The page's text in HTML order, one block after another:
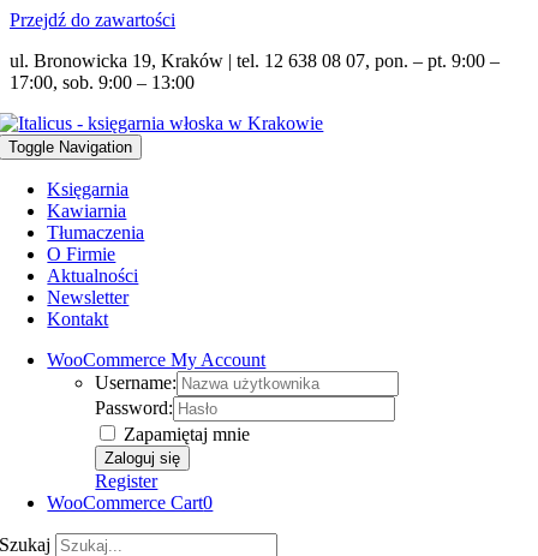
Przejdź do zawartości
ul. Bronowicka 19, Kraków | tel. 12 638 08 07, pon. – pt. 9:00 –
17:00, sob. 9:00 – 13:00
Toggle Navigation
Księgarnia
Kawiarnia
Tłumaczenia
O Firmie
Aktualności
Newsletter
Kontakt
WooCommerce My Account
Username:
Password:
Zapamiętaj mnie
Register
WooCommerce Cart0
Szukaj